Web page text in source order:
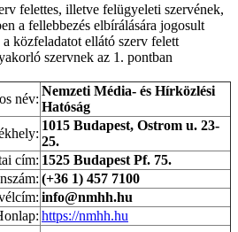
felettes, illetve felügyeleti szervének,
a fellebbezés elbírálására jogosult
közfeladatot ellátó szerv felett
szervnek az 1. pontban
név:
Nemzeti Média- és Hírközlési
Hatóság
1015 Budapest, Ostrom u. 23-
25.
cím: 1525 Budapest Pf. 75.
(+36 1) 457 7100
info@nmhh.hu
https://nmhh.hu